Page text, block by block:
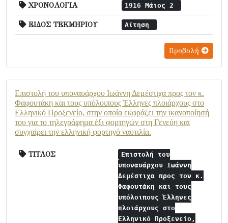
ΧΡΟΝΟΛΟΓΙΑ 1916 Μάιος 2
ΕΙΔΟΣ ΤΕΚΜΗΡΙΟΥ Αίτηση
Προβολή
Επιστολή του υποναυάρχου Ιωάννη Δεμέστιχα προς τον κ.
Φαφουτάκη και τους υπόλοιπους Έλληνες πλοιάρχους στο
Ελληνικό Προξενείο, στην οποία εκφράζει την ικανοποίησή
του για το τηλεγράφημα έξι φορτηγών στη Γενεύη και
συγχαίρει την ελληνική φορτηγό ναυτιλία.
ΤΙΤΛΟΣ
Επιστολή του
υποναυάρχου Ιωάννη
Δεμέστιχα προς τον κ.
Φαφουτάκη και τους
υπόλοιπους Έλληνες
πλοιάρχους στο
Ελληνικό Προξενείο,